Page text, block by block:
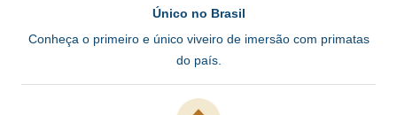
Único no Brasil
Conheça o primeiro e único viveiro de imersão com primatas
do país.